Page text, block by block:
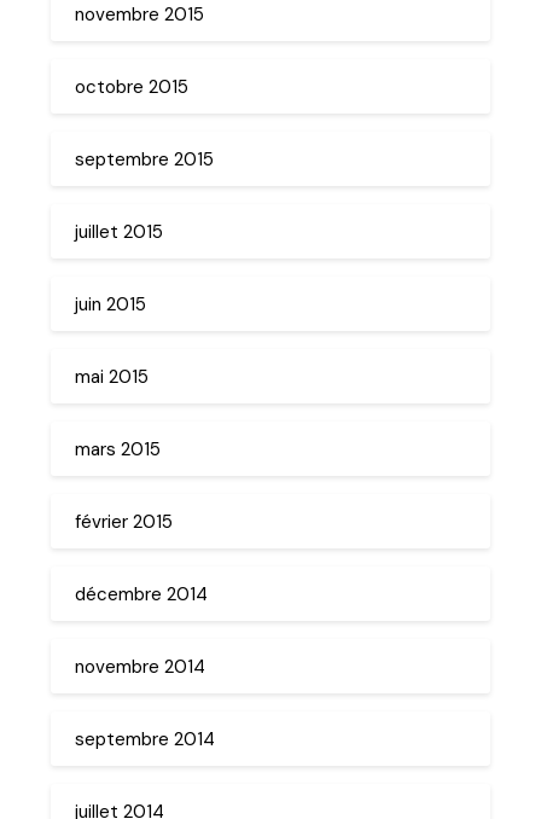
novembre 2015
octobre 2015
septembre 2015
juillet 2015
juin 2015
mai 2015
mars 2015
février 2015
décembre 2014
novembre 2014
septembre 2014
juillet 2014